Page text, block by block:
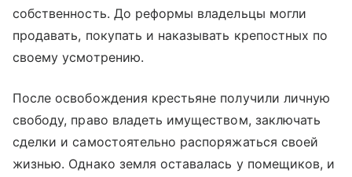
собственность. До реформы владельцы могли
продавать, покупать и наказывать крепостных по
своему усмотрению.
После освобождения крестьяне получили личную
свободу, право владеть имуществом, заключать
сделки и самостоятельно распоряжаться своей
жизнью. Однако земля оставалась у помещиков, и